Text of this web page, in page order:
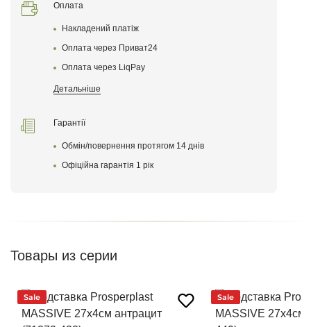
Оплата
Накладений платіж
Оплата через Приват24
Оплата через LiqPay
Детальніше
Гарантії
Обмін/повернення протягом 14 днів
Офіційна гарантія 1 рік
Товары из серии
Sale Sale